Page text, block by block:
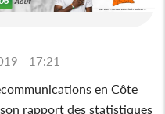
- 17:21
en Côte
rapport des statistiques